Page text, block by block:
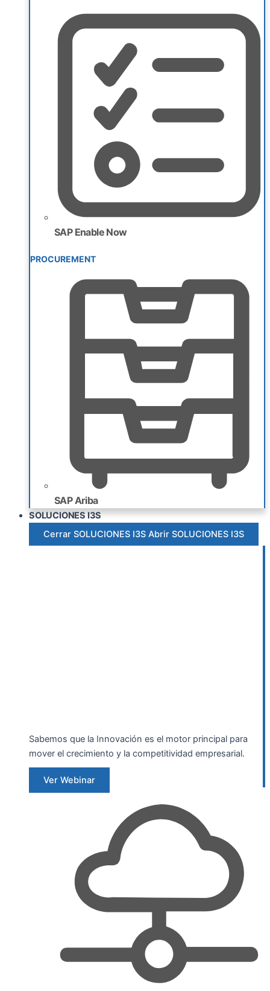
SAP Enable Now
PROCUREMENT
SAP Ariba
SOLUCIONES I3S
Cerrar SOLUCIONES I3S Abrir SOLUCIONES I3S
Sabemos que la Innovación es el motor principal para
mover el crecimiento y la competitividad empresarial.
Ver Webinar